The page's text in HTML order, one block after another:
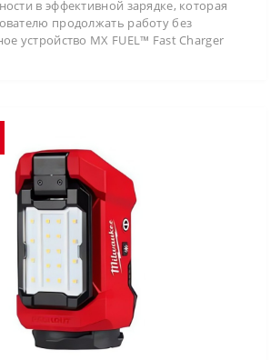
в эффективной зарядке, которая
продолжать работу без
устройство MX FUEL™ Fast Charger